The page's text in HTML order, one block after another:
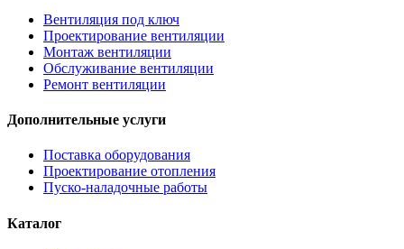
Вентиляция под ключ
Проектирование вентиляции
Монтаж вентиляции
Обслуживание вентиляции
Ремонт вентиляции
Дополнительные услуги
Поставка оборудования
Проектирование отопления
Пуско-наладочные работы
Каталог